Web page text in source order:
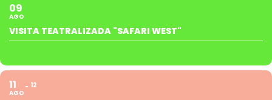
09
AGO
VISITA TEATRALIZADA "SAFARI WEST"
11
AGO
12